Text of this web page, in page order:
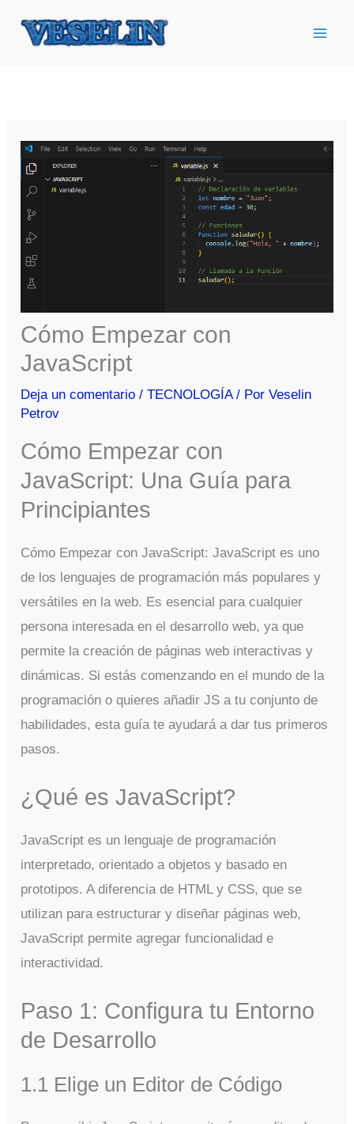
Cómo Empezar con
JavaScript
Deja un comentario /TECNOLOGÍA/ PorVeselin
Petrov
Cómo Empezar con
JavaScript: Una Guía para
Principiantes
Cómo Empezar con JavaScript: JavaScript es uno
de los lenguajes de programación más populares y
versátiles en la web. Es esencial para cualquier
persona interesada en el desarrollo web, ya que
permite la creación de páginas web interactivas y
dinámicas. Si estás comenzando en el mundo de la
programación o quieres añadir JS a tu conjunto de
habilidades, esta guía te ayudará a dar tus primeros
pasos.
¿Qué es JavaScript?
JavaScript es un lenguaje de programación
interpretado, orientado a objetos y basado en
prototipos. A diferencia de HTML y CSS, que se
utilizan para estructurar y diseñar páginas web,
JavaScript permite agregar funcionalidad e
interactividad.
Paso 1: Configura tu Entorno
de Desarrollo
1.1 Elige un Editor de Código